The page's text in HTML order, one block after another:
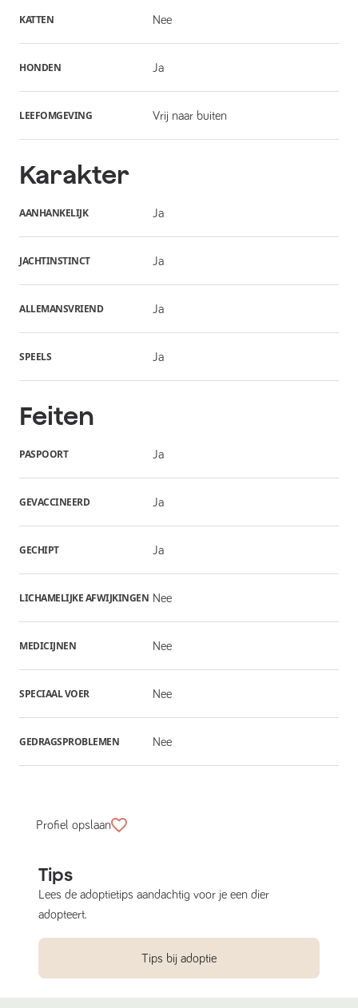
KATTEN Nee
HONDEN Ja
LEEFOMGEVING Vrij naar buiten
Karakter
AANHANKELIJK Ja
JACHTINSTINCT Ja
ALLEMANSVRIEND Ja
SPEELS Ja
Feiten
PASPOORT Ja
GEVACCINEERD Ja
GECHIPT Ja
LICHAMELIJKE AFWIJKINGEN Nee
MEDICIJNEN Nee
SPECIAAL VOER Nee
GEDRAGSPROBLEMEN Nee
Profiel opslaan
Tips
Lees de adoptietips aandachtig voor je een dier
adopteert.
Tips bij adoptie